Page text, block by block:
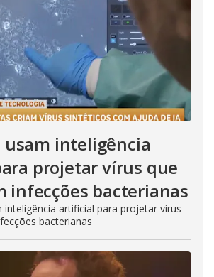
usam inteligência
projetar vírus que
infecções bacterianas
inteligência artificial para projetar vírus
bacterianas